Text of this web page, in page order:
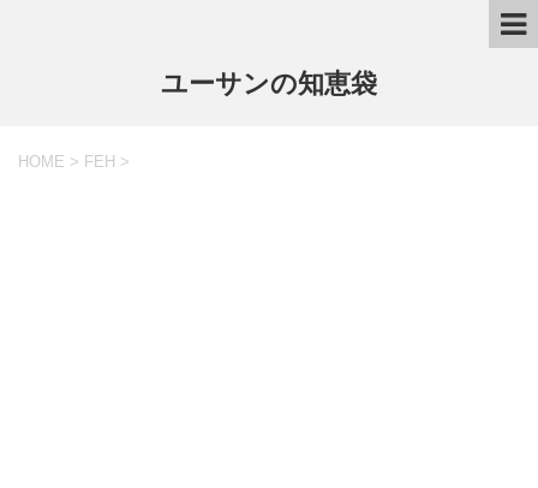
ユーサンの知恵袋
HOME > FEH >